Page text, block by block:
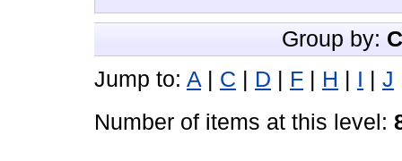
Group by:
Jump to: A C D F H I J
Number of items at this level: